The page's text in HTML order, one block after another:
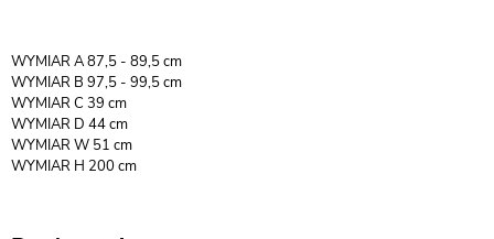
WYMIAR A 87,5 - 89,5 cm
WYMIAR B 97,5 - 99,5 cm
WYMIAR C 39 cm
WYMIAR D 44 cm
WYMIAR W 51 cm
WYMIAR H 200 cm